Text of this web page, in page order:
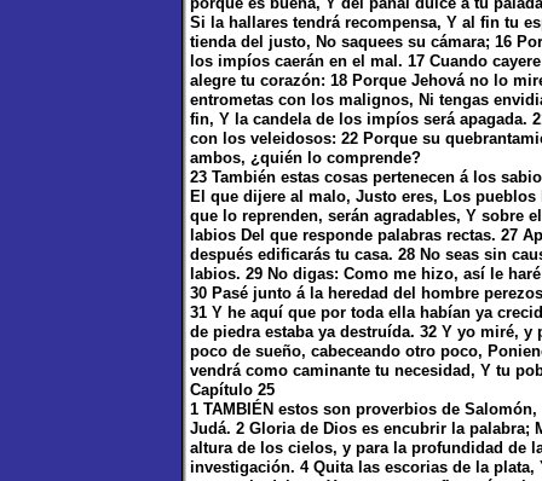
Si la hallares tendrá recompensa, Y al fin tu
tienda del justo, No saquees su cámara; 16
los impíos caerán en el mal. 17 Cuando
alegre tu corazón: 18 Porque Jehová no lo
entrometas con los malignos, Ni tengas
fin, Y la candela de los impíos será apagada.
con los veleidosos: 22 Porque su
ambos, ¿quién lo comprende?
23 También estas cosas pertenecen á los
El que dijere al malo, Justo eres, Los
que lo reprenden, serán agradables, Y sobre
labios Del que responde palabras rectas. 27
después edificarás tu casa. 28 No seas sin
labios. 29 No digas: Como me hizo, así le
30 Pasé junto á la heredad del hombre
31 Y he aquí que por toda ella habían ya
de piedra estaba ya destruída. 32 Y yo miré,
poco de sueño, cabeceando otro poco,
vendrá como caminante tu necesidad, Y tu
Capítulo 25
1 TAMBIÉN estos son proverbios de
Judá. 2 Gloria de Dios es encubrir la palabra;
altura de los cielos, y para la profundidad de
investigación. 4 Quita las escorias de la